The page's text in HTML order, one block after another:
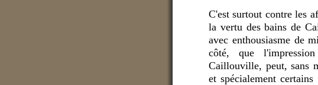
C'est surtout contre les
la vertu des bains de
avec enthousiasme de
côté, que
Caillouville, peut, sans
et spécialement